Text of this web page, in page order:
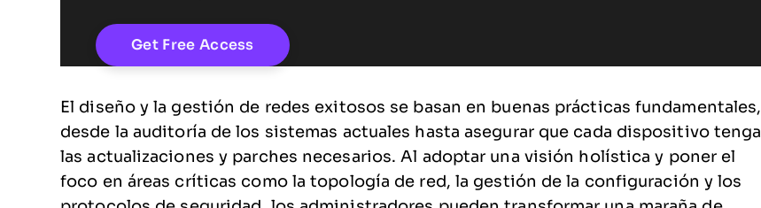
El diseño y la gestión de redes exitosos se basan en buenas prácticas fundamentales,
desde la auditoría de los sistemas actuales hasta asegurar que cada dispositivo tenga
las actualizaciones y parches necesarios. Al adoptar una visión holística y poner el
foco en áreas críticas como la topología de red, la gestión de la configuración y los